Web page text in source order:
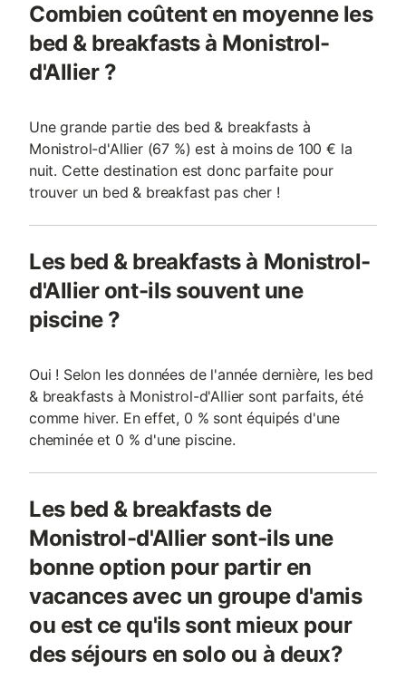
Combien coûtent en moyenne les
bed & breakfasts à Monistrol-
d'Allier ?
Une grande partie des bed & breakfasts à
Monistrol-d'Allier (67 %) est à moins de 100 € la
nuit. Cette destination est donc parfaite pour
trouver un bed & breakfast pas cher !
Les bed & breakfasts à Monistrol-
d'Allier ont-ils souvent une
piscine ?
Oui ! Selon les données de l'année dernière, les bed
& breakfasts à Monistrol-d'Allier sont parfaits, été
comme hiver. En effet, 0 % sont équipés d'une
cheminée et 0 % d'une piscine.
Les bed & breakfasts de
Monistrol-d'Allier sont-ils une
bonne option pour partir en
vacances avec un groupe d'amis
ou est ce qu'ils sont mieux pour
des séjours en solo ou à deux?